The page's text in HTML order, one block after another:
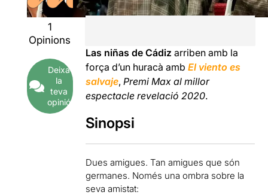
1
Opinions
Deixa
la
teva
opinió
Las niñas de Cádiz arriben amb la
força d’un huracà ambEl viento es
salvaje,Premi Max al millor
espectacle revelació 2020.
Sinopsi
Dues amigues. Tan amigues que són
germanes. Només una ombra sobre la
seva amistat: